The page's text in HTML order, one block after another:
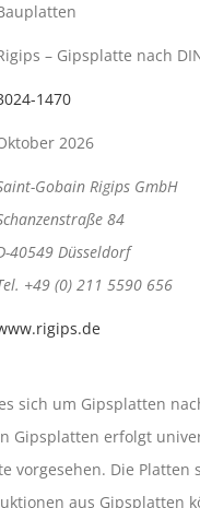
– Gipsplatte nach
1470
2026
Gobain Rigips GmbH
84
40549 Düsseldorf
+49 (0) 211 5590 656
sich um Gipsplatten
Gipsplatten erfolgt
vorgesehen. Die
aus